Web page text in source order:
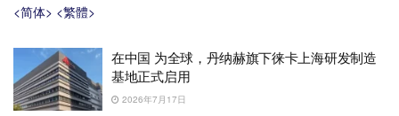
<简体> <繁體>
在中国 为全球，丹纳赫旗下徕卡上海研发制造
基地正式启用
2026年7月17日